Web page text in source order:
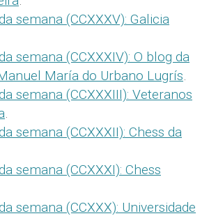
semana (CCXXXV): Galicia
semana (CCXXXIV): O blog da
María do Urbano Lugrís.
semana (CCXXXIII): Veteranos
.
semana (CCXXXII): Chess da
semana (CCXXXI): Chess
semana (CCXXX): Universidade